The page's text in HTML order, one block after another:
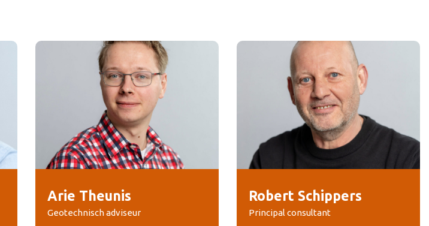
Arie Theunis
Geotechnisch adviseur
Robert Schippers
Principal consultant